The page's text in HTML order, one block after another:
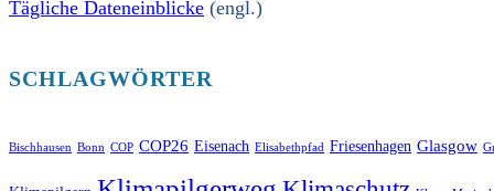
Tägliche Dateneinblicke (engl.)
SCHLAGWÖRTER
Bischhausen Bonn COP COP26 Eisenach Elisabethpfad Friesenhagen Glasgow